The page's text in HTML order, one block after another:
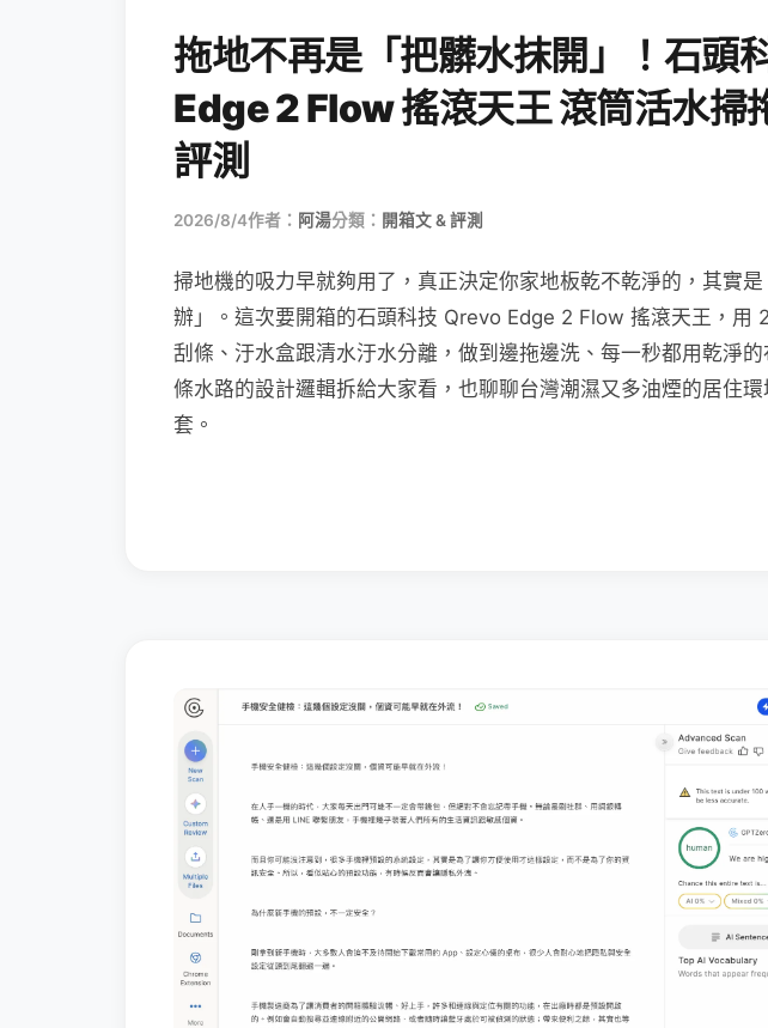
拖地不再是「把髒水抹開」！石頭
Edge 2 Flow 搖滾天王 滾筒活水掃
評測
2026/8/4作者： 阿湯分類： 開箱文 & 評測
掃地機的吸力早就夠用了，真正決定你家地板乾不乾淨的，其實
辦」。這次要開箱的石頭科技 Qrevo Edge 2 Flow 搖滾天王，用
刮條、汙水盒跟清水汙水分離，做到邊拖邊洗、每一秒都用乾淨
條水路的設計邏輯拆給大家看，也聊聊台灣潮濕又多油煙的居住
套。